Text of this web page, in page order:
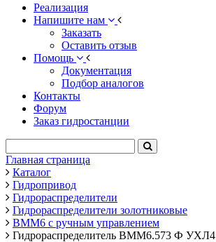
Реализация
Напишите нам
Заказать
Оставить отзыв
Помощь
Документация
Подбор аналогов
Контакты
Форум
Заказ гидростанции
Главная страница
Каталог
Гидропривод
Гидрораспределители
Гидрораспределители золотниковые
ВММ6 с ручным управлением
Гидрораспределитель ВММ6.573 Ф УХЛ4